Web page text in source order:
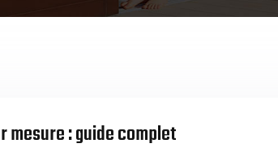
: guide complet